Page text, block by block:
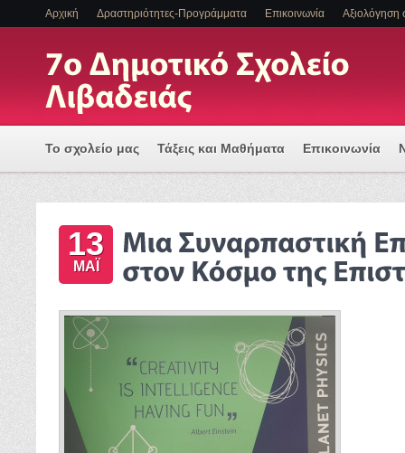
Αρχική Δραστηριότητες-Προγράμματα Επικοινωνία Αξιολόγηση
Το σχολείο μας Τάξεις και Μαθήματα Επικοινωνία
Πρόγραμμα Εισαγωγής Η/Υ για μια Ψηφιακά
ΕΝΤΑΞΗ ΜΑΘΗΤΩΝ ΜΕ ΑΝΑΠΗΡΙΑ Η/ΚΑΙ ΕΙΔΙΚΕΣ
13
ΜΆΙ